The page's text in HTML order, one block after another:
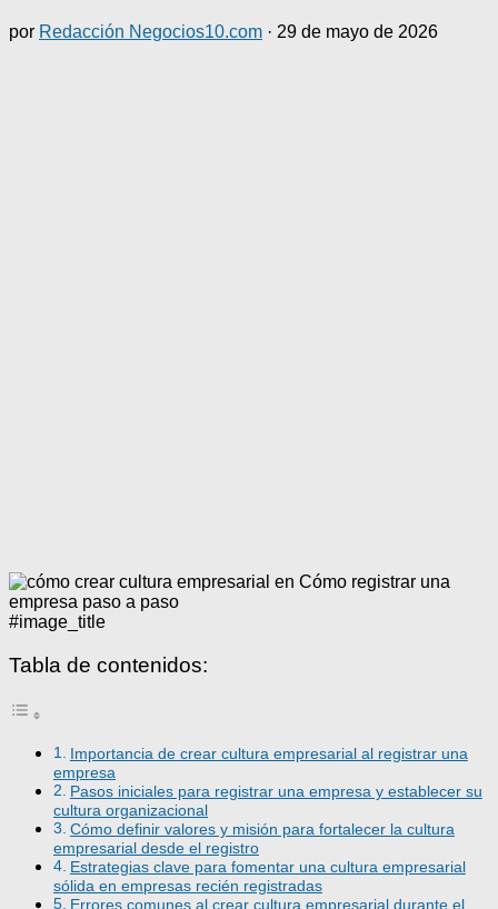
por Redacción Negocios10.com · 29 de mayo de 2026
#image_title
Tabla de contenidos:
Importancia de crear cultura empresarial al registrar una
empresa
Pasos iniciales para registrar una empresa y establecer su
cultura organizacional
Cómo definir valores y misión para fortalecer la cultura
empresarial desde el registro
Estrategias clave para fomentar una cultura empresarial
sólida en empresas recién registradas
Errores comunes al crear cultura empresarial durante el